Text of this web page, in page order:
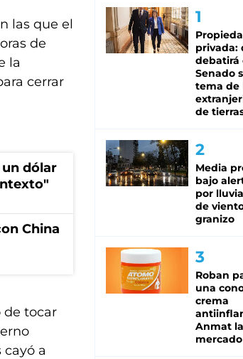
las que el
de
la
cerrar
dólar
China
de tocar
a
privada:
debatirá
Senado
tema de
de
Media
bajo
por
de
granizo
Roban
una
crema
Anmat
mercado